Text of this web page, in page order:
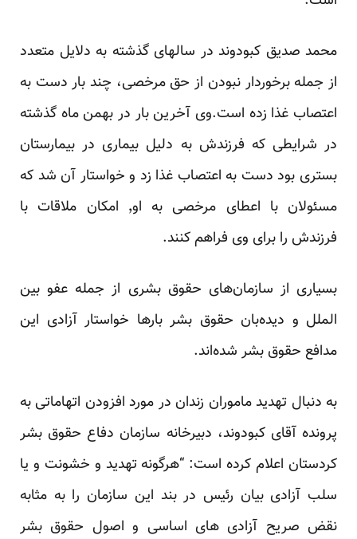
محمد صدیق کبودوند در سالهای گذشته به دلایل متعدد
از جمله برخوردار نبودن از حق مرخصی، چند بار دست به
اعتصاب غذا زده است.وی آخرین بار در بهمن ماه گذشته
در شرایطی که فرزندش به دلیل بیماری در بیمارستان
بستری بود دست به اعتصاب غذا زد و خواستار آن شد که
مسئولان با اعطای مرخصی به او٬ امکان ملاقات با
فرزندش را برای وی فراهم کنند.
بسیاری از سازمان‌های حقوق بشری از جمله عفو بین
الملل و دیده‌بان حقوق بشر بار‌ها خواستار آزادی این
مدافع حقوق بشر شده‌اند.
به دنبال تهدید ماموران زندان در مورد افزودن اتهاماتی به
پرونده آقای کبودوند، دبیرخانه سازمان دفاع حقوق بشر
کردستان اعلام کرده است: “هرگونه تهدید و خشونت و یا
سلب آزادی بیان رئیس در بند این سازمان را به مثابه
نقض صریح آزادی های اساسی و اصول حقوق بشر